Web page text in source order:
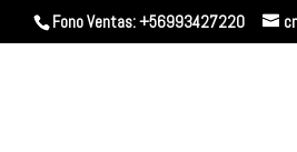
Fono Ventas: +56993427220